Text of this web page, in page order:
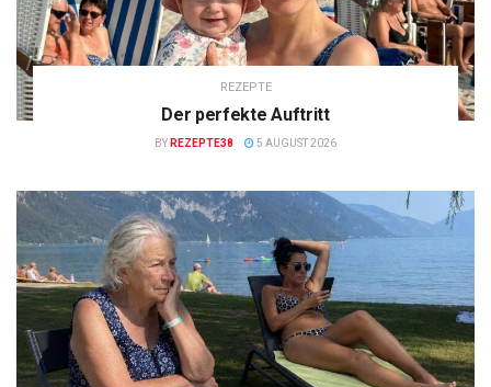
REZEPTE
Der perfekte Auftritt
BY REZEPTE38 5 AUGUST 2026